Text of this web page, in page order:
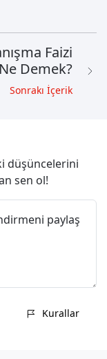
Faizi
Ne Demek?
Sonrakı İçerik
düşüncelerini
sen ol!
paylaş
Kurallar